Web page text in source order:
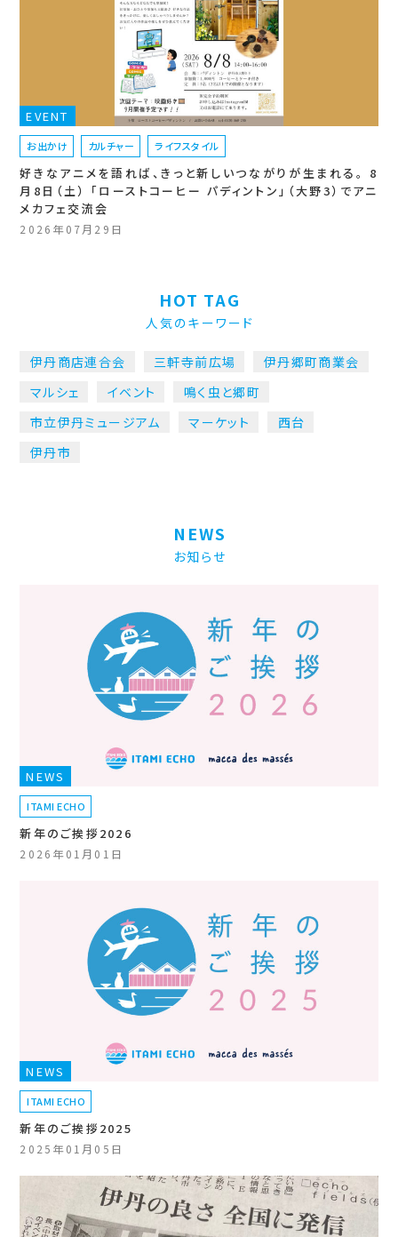
EVENT
お出かけ カルチャー ライフスタイル
好きなアニメを語れば、きっと新しいつながりが生まれる。 8
月8日（土） 「ローストコーヒー パディントン」（大野3）でアニ
メカフェ交流会
2026年07月29日
HOT TAG
人気のキーワード
伊丹商店連合会 三軒寺前広場
伊丹郷町商業会
マルシェ
イベント
鳴く虫と郷町
市立伊丹ミュージアム
マーケット
西台
伊丹市
NEWS
お知らせ
NEWS
ITAMI ECHO
新年のご挨拶2026
2026年01月01日
NEWS
ITAMI ECHO
新年のご挨拶2025
2025年01月05日